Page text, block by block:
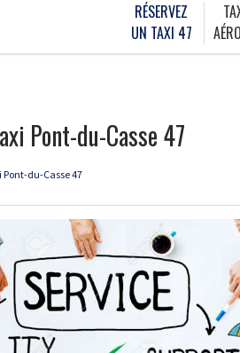
RÉSERVEZ
UN TAXI 47
Pont-du-Casse 47
Pont-du-Casse 47